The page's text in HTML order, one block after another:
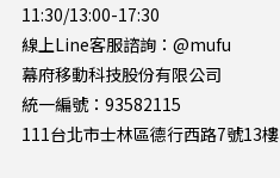
11:30/13:00-17:30
線上Line客服諮詢： @mufu
幕府移動科技股份有限公司
統一編號：93582115
111台北市士林區德行西路7號13樓